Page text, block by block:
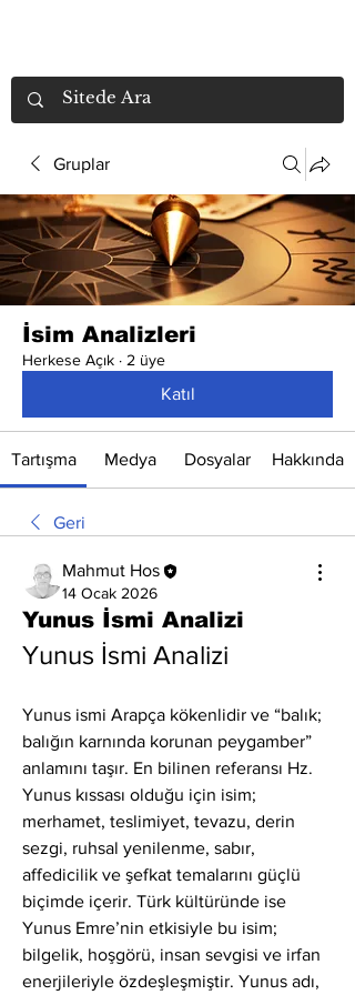
Gruplar
İsim Analizleri
Herkese Açık · 2 üye
Katıl
Tartışma Medya Dosyalar Hakkında
Geri
Mahmut Hos
14 Ocak 2026
Yunus İsmi Analizi
Yunus İsmi Analizi
Yunus ismi Arapça kökenlidir ve “balık;
balığın karnında korunan peygamber”
anlamını taşır. En bilinen referansı Hz.
Yunus kıssası olduğu için isim;
merhamet, teslimiyet, tevazu, derin
sezgi, ruhsal yenilenme, sabır,
affedicilik ve şefkat temalarını güçlü
biçimde içerir. Türk kültüründe ise
Yunus Emre’nin etkisiyle bu isim;
bilgelik, hoşgörü, insan sevgisi ve irfan
enerjileriyle özdeşleşmiştir. Yunus adı,